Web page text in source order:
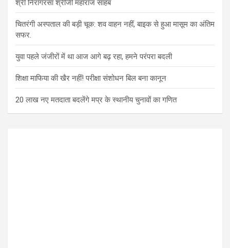
श्री निरागरसा श्रीजी महाराज साहब
चितरंगी अस्पताल की बड़ी चूक: शव वाहन नहीं, बाइक से हुआ मासूम का अंतिम
सफर.
युवा पहले जंजीरों में था आज आगे बढ़ रहा, हमने परंपरा बदली
शिक्षा माफिया की खैर नहीं! परीक्षा संशोधन बिल बना कानून
20 लाख नए मतदाता बदलेंगे मप्र के स्थानीय चुनावों का गणित